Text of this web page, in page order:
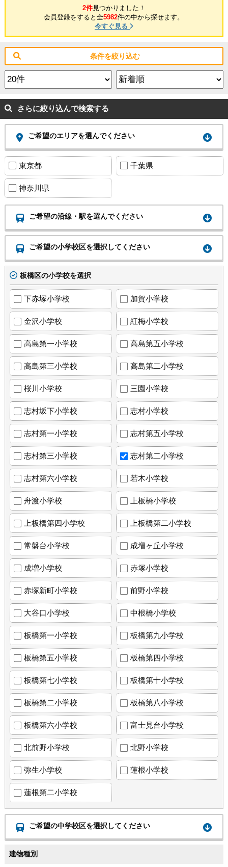
2件見つかりました！
会員登録をすると全5982件の中から探せます。
今すぐ見る
条件を絞り込む
さらに絞り込んで検索する
ご希望のエリアを選んでください
東京都 千葉県
神奈川県
ご希望の沿線・駅を選んでください
ご希望の小学校区を選択してください
板橋区の小学校を選択
下赤塚小学校 加賀小学校
金沢小学校 紅梅小学校
高島第一小学校 高島第五小学校
高島第三小学校 高島第二小学校
桜川小学校 三園小学校
志村坂下小学校 志村小学校
志村第一小学校 志村第五小学校
志村第三小学校 志村第二小学校
志村第六小学校 若木小学校
舟渡小学校 上板橋小学校
上板橋第四小学校 上板橋第二小学校
常盤台小学校 成増ヶ丘小学校
成増小学校 赤塚小学校
赤塚新町小学校 前野小学校
大谷口小学校 中根橋小学校
板橋第一小学校 板橋第九小学校
板橋第五小学校 板橋第四小学校
板橋第七小学校 板橋第十小学校
板橋第二小学校 板橋第八小学校
板橋第六小学校 富士見台小学校
北前野小学校 北野小学校
弥生小学校 蓮根小学校
蓮根第二小学校
ご希望の中学校区を選択してください
建物種別